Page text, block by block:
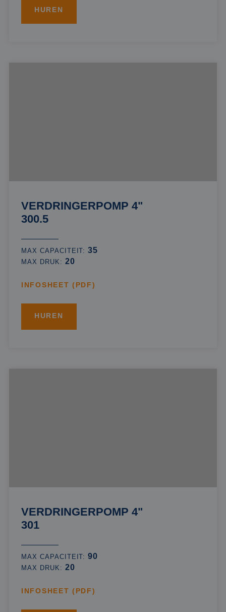
HUREN
VERDRINGERPOMP 4"
300.5
MAX CAPACITEIT:35
MAX DRUK: 20
INFOSHEET (PDF)
HUREN
VERDRINGERPOMP 4"
301
MAX CAPACITEIT:90
MAX DRUK: 20
INFOSHEET (PDF)